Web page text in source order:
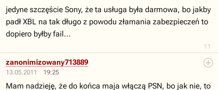
11
jedyne szczęście Sony, że ta usługa była darmowa, bo jakby
padł XBL na tak długo z powodu złamania zabezpieczeń to
dopiero byłby fail...
13.05.2011 19:25
zanonimizowany713889
Mam nadzieję, że do końca maja włączą PSN, bo jak nie, to